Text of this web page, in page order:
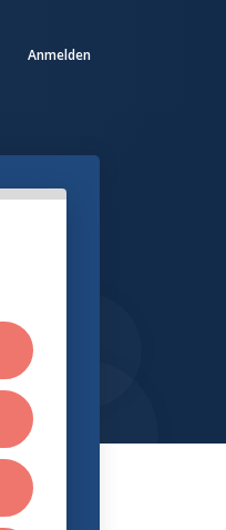
Anmelden